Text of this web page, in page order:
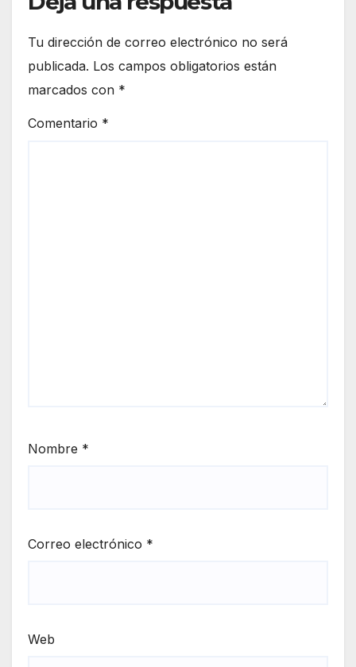
Tu dirección de correo electrónico no será
publicada. Los campos obligatorios están
marcados con *
Comentario *
Nombre *
Correo electrónico *
Web